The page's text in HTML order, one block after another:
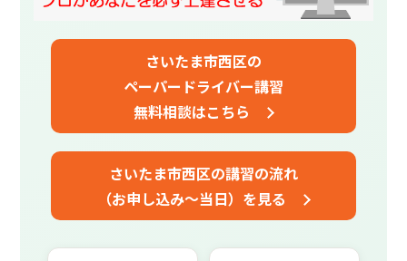
さいたま市西区の
ペーパードライバー講習
無料相談はこちら
さいたま市西区の講習の流れ
（お申し込み～当日）を見る